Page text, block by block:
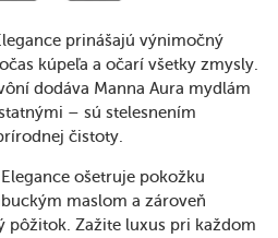
prinášajú výnimočný
kúpeľa a očarí všetky zmysly.
dodáva Manna Aura mydlám
– sú stelesnením
čistoty.
ošetruje pokožku
maslom a zároveň
pôžitok. Zažite luxus pri každom